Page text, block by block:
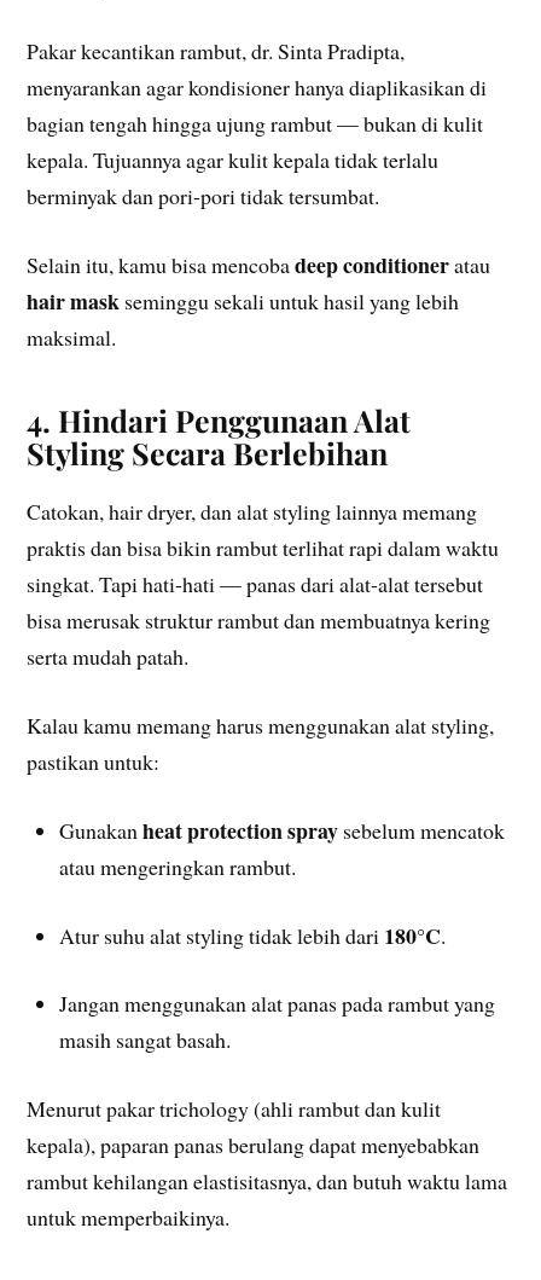
Pakar kecantikan rambut, dr. Sinta Pradipta,
menyarankan agar kondisioner hanya diaplikasikan di
bagian tengah hingga ujung rambut — bukan di kulit
kepala. Tujuannya agar kulit kepala tidak terlalu
berminyak dan pori-pori tidak tersumbat.
Selain itu, kamu bisa mencobadeep conditioneratau
hair mask seminggu sekali untuk hasil yang lebih
maksimal.
4. Hindari Penggunaan Alat
Styling Secara Berlebihan
Catokan, hair dryer, dan alat styling lainnya memang
praktis dan bisa bikin rambut terlihat rapi dalam waktu
singkat. Tapi hati-hati — panas dari alat-alat tersebut
bisa merusak struktur rambut dan membuatnya kering
serta mudah patah.
Kalau kamu memang harus menggunakan alat styling,
pastikan untuk:
Gunakanheat protection spray sebelum mencatok
atau mengeringkan rambut.
Atur suhu alat styling tidak lebih dari 180°C.
Jangan menggunakan alat panas pada rambut yang
masih sangat basah.
Menurut pakar trichology (ahli rambut dan kulit
kepala), paparan panas berulang dapat menyebabkan
rambut kehilangan elastisitasnya, dan butuh waktu lama
untuk memperbaikinya.